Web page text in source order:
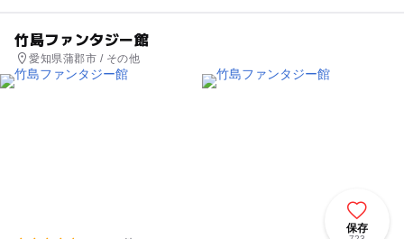
竹島ファンタジー館
愛知県蒲郡市 / その他
保存